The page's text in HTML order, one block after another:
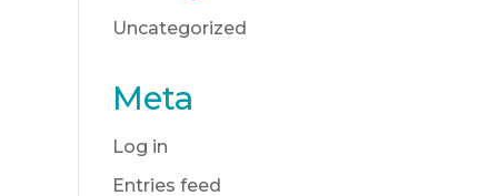
Uncategorized
Meta
Log in
Entries feed